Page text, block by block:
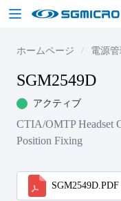
ホームページ 電源管
SGM2549D
アクティブ
CTIA/OMTP Headset
Position Fixing
SGM2549D.PDF